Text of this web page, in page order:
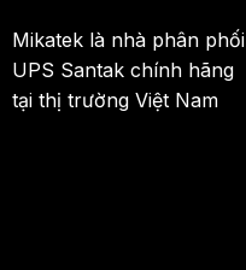
Mikatek là nhà phân phối
UPS Santak chính hãng
tại thị trường Việt Nam